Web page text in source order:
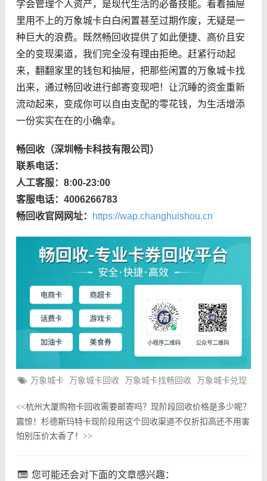
学会管理个人资产，是现代生活的必备技能。看着抽屉
里用不上的万象城卡白白闲置甚至过期作废，无疑是一
种巨大的浪费。既然畅回收提供了如此便捷、高价且安
全的变现渠道，我们完全没有理由拒绝。赶紧行动起
来，翻翻家里的钱包和抽屉，把那些闲置的万象城卡找
出来，通过畅回收进行邮寄变现吧！让沉睡的资金重新
流动起来，变成你可以自由支配的零花钱，为生活增添
一份实实在在的小确幸。
畅回收（深圳畅卡科技有限公司）
联系电话：
人工客服：8:00-23:00
客服电话：4006266783
畅回收官网网址：
https://wap.changhuishou.cn
万象城卡 万象城卡回收 万象城卡找畅回收 万象城卡兑现
<<杭州大厦购物卡回收需要邮寄吗？现阶段回收价格是多少呢？
震惊！杉德斯玛特卡现阶段用这个回收渠道不仅折扣高还不用害
怕别压价太香了！ >>
您可能还会对下面的文章感兴趣：